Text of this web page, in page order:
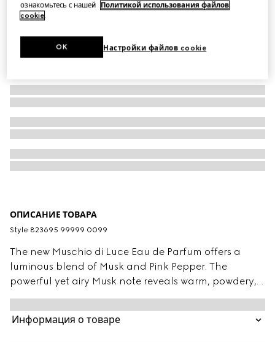
ОПИСАНИЕ ТОВАРА
Style ‎823695 99999 0099
The new Muschio di Luce Eau de Parfum offers a
luminous blend of Musk and Pink Pepper. The
powerful yet airy Musk note reveals warm, powdery,
and sweet facets, while Pink Pepper and Vetiver add
a spicy, woody depth. This Woody Musky scent is
enclosed in a white glass flacon featuring a bird of
Информация о товаре
ознакомьтесь с нашей
Политикой использования файлов
cookie.
Настройки файлов cookie
OK